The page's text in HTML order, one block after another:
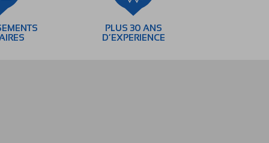
PLUS 30 ANS
D’EXPERIENCE